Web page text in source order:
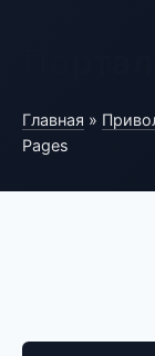
Главная »
Pages